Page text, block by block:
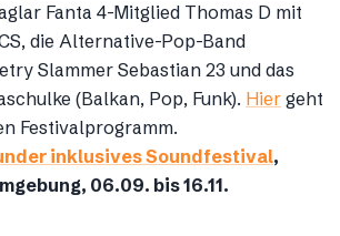
Fanta 4-Mitglied Thomas D mit
die Alternative-Pop-Band
Slammer Sebastian 23 und das
(Balkan, Pop, Funk). Hier geht
Festivalprogramm.
inklusives Soundfestival,
06.09. bis 16.11.